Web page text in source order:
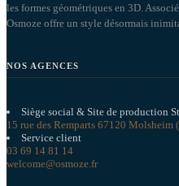
les formes géométriques en 3D.
Osmoze offre un style désormais
NOS AGENCES
Siège social & Site de production
15 rue des Remparts 67120 Molsheim
Service client
03 69 14 81 14
welcome@osmoze.fr